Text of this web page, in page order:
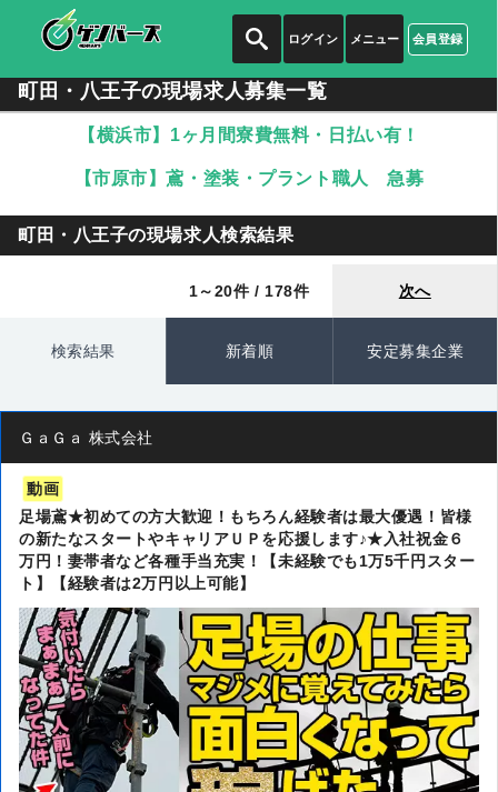
ログイン 会員登録
メニュー
町田・八王子の現場求人募集一覧
【横浜市】1ヶ月間寮費無料・日払い有！
【市原市】鳶・塗装・プラント職人 急募
町田・八王子の現場求人検索結果
1～20件 / 178件 次へ
検索結果 新着順 安定募集企業
ＧａＧａ 株式会社
動画
足場鳶★初めての方大歓迎！もちろん経験者は最大優遇！皆様
の新たなスタートやキャリアＵＰを応援します♪★入社祝金６
万円！妻帯者など各種手当充実！【未経験でも1万5千円スター
ト】【経験者は2万円以上可能】